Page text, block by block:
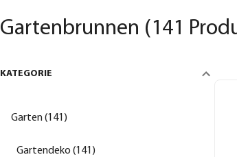
Gartenbrunnen (141
KATEGORIE
Garten (141)
Gartendeko (141)